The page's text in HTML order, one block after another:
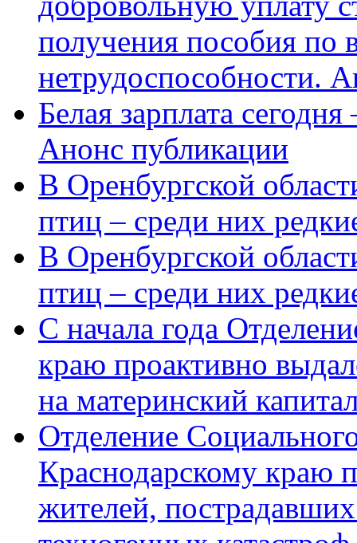
получения пособия по
нетрудоспособности.
Белая зарплата
Анонс публикации
В Оренбургской
птиц – среди них
В Оренбургской
птиц – среди них
С начала года
краю проактивно
на материнский
Отделение
Краснодарскому краю
жителей,